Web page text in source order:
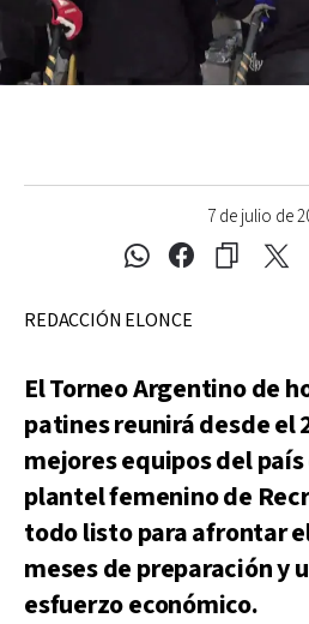
7 de julio de
REDACCIÓN ELONCE
El Torneo Argentino de
patines reunirá desde el
mejores equipos del
plantel femenino de
todo listo para afrontar
meses de preparación y
esfuerzo económico.